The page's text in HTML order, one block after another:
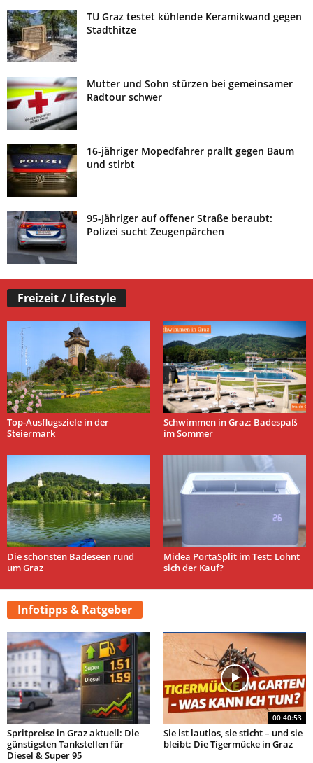
TU Graz testet kühlende Keramikwand gegen
Stadthitze
Mutter und Sohn stürzen bei gemeinsamer
Radtour schwer
16-jähriger Mopedfahrer prallt gegen Baum
und stirbt
95-Jähriger auf offener Straße beraubt:
Polizei sucht Zeugenpärchen
Freizeit / Lifestyle
Top-Ausflugsziele in der
Steiermark
Schwimmen in Graz: Badespaß
im Sommer
Die schönsten Badeseen rund
um Graz
Midea PortaSplit im Test: Lohnt
sich der Kauf?
Infotipps & Ratgeber
Spritpreise in Graz aktuell: Die
günstigsten Tankstellen für
Diesel & Super 95
00:40:53
Sie ist lautlos, sie sticht – und sie
bleibt: Die Tigermücke in Graz